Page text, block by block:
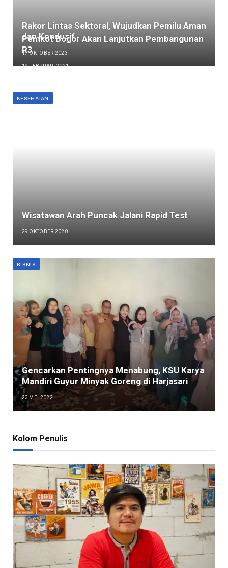
Rakor Lintas Sektoral, Wujudkan Pemilu Aman
dan Kondusif
17 OKTOBER 2023
Pemkot Bogor Akan Lanjutkan Pembangunan
R3
19 FEBRUARI 2021
KESEHATAN
Wisatawan Arah Puncak Jalani Rapid Test
29 OKTOBER 2020
BISNIS
Gencarkan Pentingnya Menabung, KSU Karya
Mandiri Guyur Minyak Goreng di Harjasari
23 MEI 2022
Kolom Penulis